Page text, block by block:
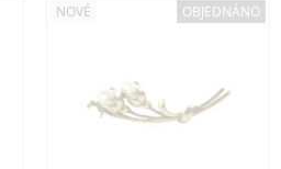
NOVÉ OBJEDNÁNO